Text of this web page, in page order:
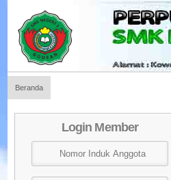
Beranda
Login Member